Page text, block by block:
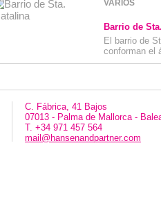
VARIOS
Barrio de
El barrio de
conforman el
C. Fábrica, 41 Bajos
07013 - Palma de Mallorca -
T. +34 971 457 564
mail@hansenandpartner.com